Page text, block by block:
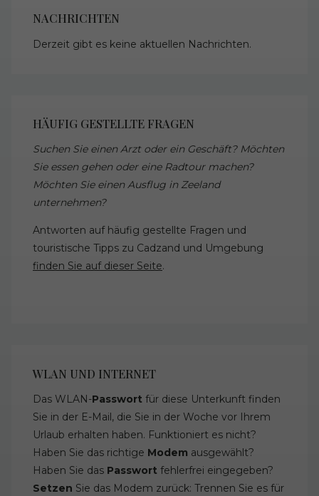
NACHRICHTEN
Derzeit gibt es keine aktuellen Nachrichten.
HÄUFIG GESTELLTE FRAGEN
Suchen Sie einen Arzt oder ein Geschäft? Möchten
Sie essen gehen oder eine Radtour machen?
Möchten Sie einen Ausflug in Zeeland
unternehmen?
Antworten auf häufig gestellte Fragen und
touristische Tipps zu Cadzand und Umgebung
finden Sie auf dieser Seite.
WLAN UND INTERNET
Das WLAN-Passwort für diese Unterkunft finden
Sie in der E-Mail, die Sie in der Woche vor Ihrem
Urlaub erhalten haben. Funktioniert es nicht?
Haben Sie das richtige Modem ausgewählt?
Haben Sie das Passwort fehlerfrei eingegeben?
Setzen Sie das Modem zurück: Trennen Sie es für